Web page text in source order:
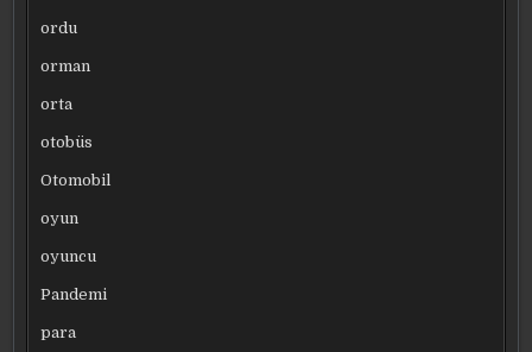
ordu
orman
orta
otobüs
Otomobil
oyun
oyuncu
Pandemi
para